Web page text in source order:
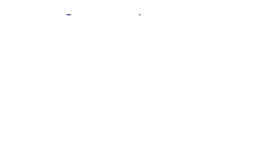
Programas de